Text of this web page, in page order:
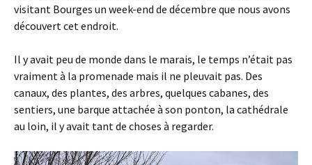
visitant Bourges un week-end de décembre que nous avons
découvert cet endroit.
Il y avait peu de monde dans le marais, le temps n’était pas
vraiment à la promenade mais il ne pleuvait pas. Des
canaux, des plantes, des arbres, quelques cabanes, des
sentiers, une barque attachée à son ponton, la cathédrale
au loin, il y avait tant de choses à regarder.